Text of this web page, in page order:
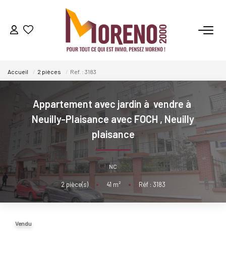
VENTES
LOCATIONS
GESTION
ESTIMATION
NOS AGENCES
Qui Sommes-Nous ?
Accueil 2 pièces Ref. : 3183
Appartement avec jardin à vendre à
Neuilly-Plaisance avec FOCH , Neuilly
plaisance
NC
2pièce(s) • 41 m² • Réf : 3183
Vendu